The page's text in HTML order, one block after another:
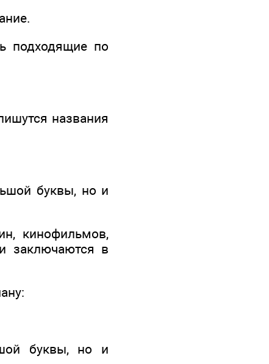
подходящие по
названия
буквы, но и
кинофильмов,
заключаются в
буквы, но и